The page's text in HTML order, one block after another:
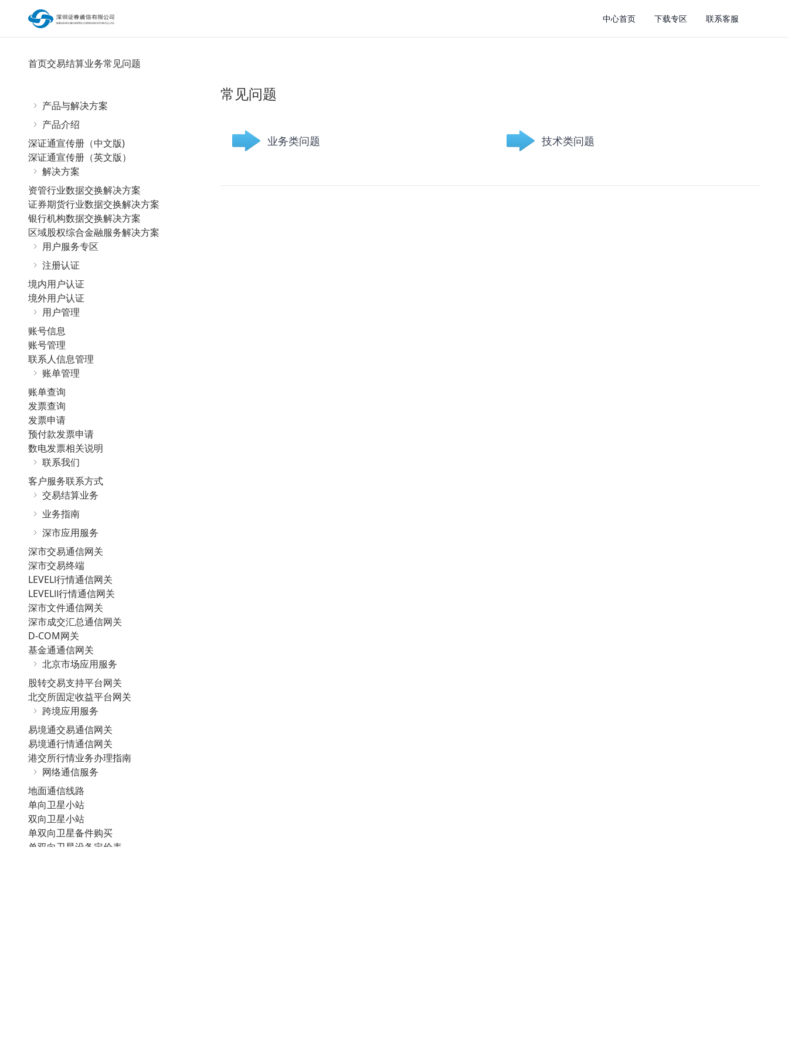
中心首页 下载专区 联系客服
首页交易结算业务常见问题
产品与解决方案
产品介绍
深证通宣传册（中文版)
深证通宣传册（英文版）
解决方案
资管行业数据交换解决方案
证券期货行业数据交换解决方案
银行机构数据交换解决方案
区域股权综合金融服务解决方案
用户服务专区
注册认证
境内用户认证
境外用户认证
用户管理
账号信息
账号管理
联系人信息管理
账单管理
账单查询
发票查询
发票申请
预付款发票申请
数电发票相关说明
联系我们
客户服务联系方式
交易结算业务
业务指南
深市应用服务
深市交易通信网关
深市交易终端
LEVELⅠ行情通信网关
LEVELⅡ行情通信网关
深市文件通信网关
深市成交汇总通信网关
D-COM网关
基金通通信网关
北京市场应用服务
股转交易支持平台网关
北交所固定收益平台网关
跨境应用服务
易境通交易通信网关
易境通行情通信网关
港交所行情业务办理指南
网络通信服务
地面通信线路
单向卫星小站
双向卫星小站
单双向卫星备件购买
单双向卫星设备定价表
常见问题
业务类问题 技术类问题